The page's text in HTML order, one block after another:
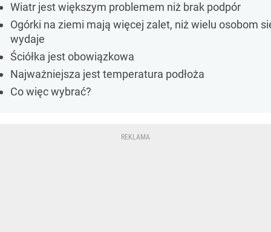
Wiatr jest większym problemem niż brak podpór
Ogórki na ziemi mają więcej zalet, niż wielu osobom
wydaje
Ściółka jest obowiązkowa
Najważniejsza jest temperatura podłoża
Co więc wybrać?